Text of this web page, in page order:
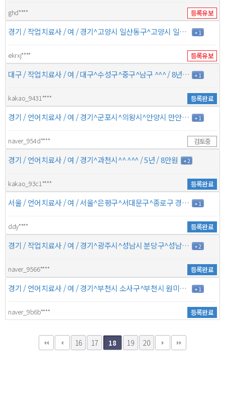
ghd**** 등록유보
경기 / 작업치료사 / 여 / 경기^고양시 일산동구^고양시 일산서구^고양시 덕양구 경기^파주시^^ / 6년 / 8만원 + 1
ekrxj**** 등록유보
대구 / 작업치료사 / 여 / 대구^수성구^중구^남구 ^^^ / 8년 / 7만5천원 + 1
kakao_9431**** 등록완료
경기 / 언어치료사 / 여 / 경기^군포시^의왕시^안양시 만안구 경기^안산시 상록구^^ / 2년 / 7만원 + 1
naver_954d**** 검토중
경기 / 언어치료사 / 여 / 경기^과천시^^ ^^^ / 5년 / 8만원 + 2
kakao_93c1**** 등록완료
서울 / 언어치료사 / 여 / 서울^은평구^서대문구^종로구 경기^고양시 덕양구^^ / 4년 / 5만5천원 + 1
ddy**** 등록완료
경기 / 작업치료사 / 여 / 경기^광주시^성남시 분당구^성남시 수정구 서울^강남구^서초구^ / 4년 / 6만5천원 + 2
naver_9566**** 등록완료
경기 / 언어치료사 / 여 / 경기^부천시 소사구^부천시 원미구^광명시 인천^부평구^계양구^연수구 / 1년 / 5만원 + 1
naver_9b6b**** 등록완료
16 17 18 19 20